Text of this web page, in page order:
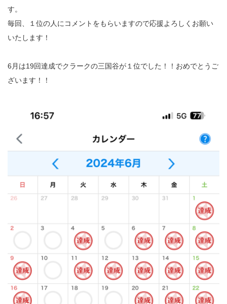
す。
毎回、１位の人にコメントをもらいますので応援よろしくお願い
いたします！
6月は19回達成でクラークの三国谷が１位でした！！おめでとうご
ざいます！！